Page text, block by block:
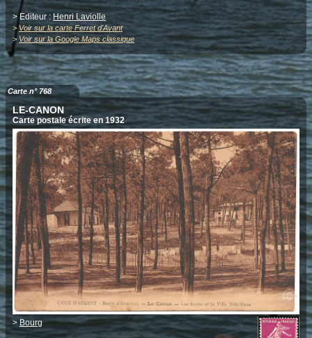
> Editeur : Henri Laviolle
>Voir sur la carte Ferret d'Avant
> Voir sur la Google Maps classique
Carte n° 768
LE-CANON
Carte postale écrite en 1932
> Bourg